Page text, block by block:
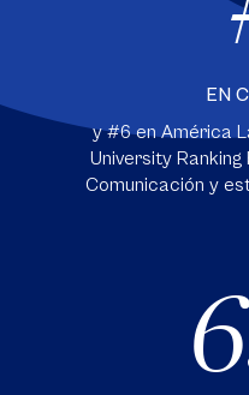
EN
y #6 en América
University
Comunicación y